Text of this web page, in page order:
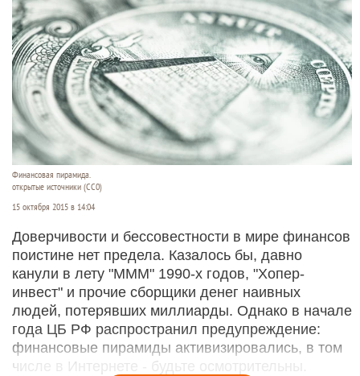
Финансовая пирамида.
открытые источники (CC0)
15 октября 2015 в 14:04
Доверчивости и бессовестности в мире финансов
поистине нет предела. Казалось бы, давно
канули в лету "МММ" 1990-х годов, "Хопер-
инвест" и прочие сборщики денег наивных
людей, потерявших миллиарды. Однако в начале
года ЦБ РФ распространил предупреждение:
финансовые пирамиды активизировались, в том
числе в Интернете - будьте осмотрительны.